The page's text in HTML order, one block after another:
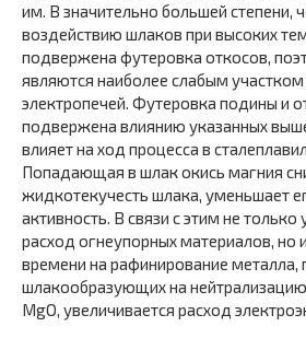
им. В значительно большей степени,
воздействию шлаков при высоких
подвержена футеровка откосов,
являются наиболее слабым
электропечей. Футеровка подины и
подвержена влиянию указанных
влияет на ход процесса в
Попадающая в шлак окись магния
жидкотекучесть шлака, уменьшает
активность. В связи с этим не только
расход огнеупорных материалов, но
времени на рафинирование металла,
шлакообразующих на
MgО, увеличивается расход